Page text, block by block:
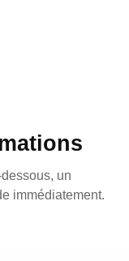
un
immédiatement.